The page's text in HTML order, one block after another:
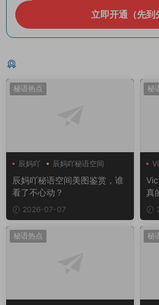
立即开通（先到
秘语热点
辰妈吖 辰妈吖秘语空间
辰妈吖秘语空间美图鉴赏，谁
看了不心动？
2026-07-07
秘
真
秘语热点 秘